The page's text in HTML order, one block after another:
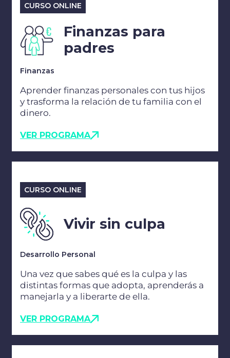
CURSO ONLINE
Finanzas para
padres
Finanzas
Aprender finanzas personales con tus hijos
y trasforma la relación de tu familia con el
dinero.
VER PROGRAMA
CURSO ONLINE
Vivir sin culpa
Desarrollo Personal
Una vez que sabes qué es la culpa y las
distintas formas que adopta, aprenderás a
manejarla y a liberarte de ella.
VER PROGRAMA